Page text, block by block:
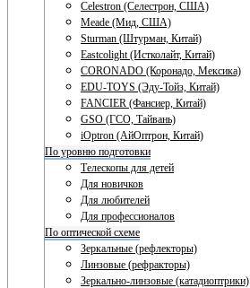
Celestron (Селестрон, США)
Meade (Мид, США)
Sturman (Штурман, Китай)
Eastcolight (Истколайт, Китай)
CORONADO (Коронадо, Мексика)
EDU-TOYS (Эду-Тойз, Китай)
FANCIER (Фансиер, Китай)
GSO (ГСО, Тайвань)
iOptron (АйОптрон, Китай)
По уровню подготовки
Телескопы для детей
Для новичков
Для любителей
Для профессионалов
По оптической схеме
Зеркальные (рефлекторы)
Линзовые (рефракторы)
Зеркально-линзовые (катадиоптрики)